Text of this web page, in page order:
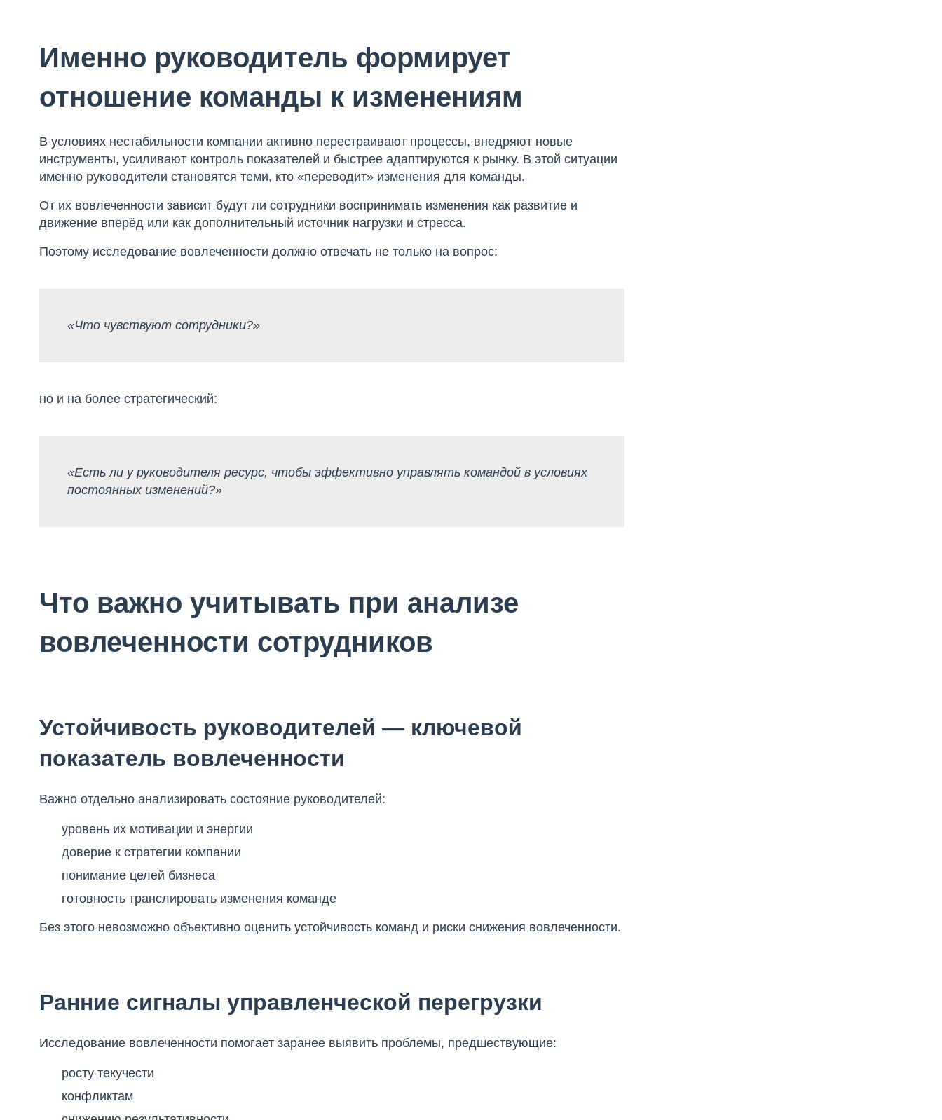
Именно руководитель формирует
отношение команды к изменениям
В условиях нестабильности компании активно перестраивают процессы, внедряют новые
инструменты, усиливают контроль показателей и быстрее адаптируются к рынку. В этой ситуации
именно руководители становятся теми, кто «переводит» изменения для команды.
От их вовлеченности зависит будут ли сотрудники воспринимать изменения как развитие и
движение вперёд или как дополнительный источник нагрузки и стресса.
Поэтому исследование вовлеченности должно отвечать не только на вопрос:
«Что чувствуют сотрудники?»
но и на более стратегический:
«Есть ли у руководителя ресурс, чтобы эффективно управлять командой в условиях
постоянных изменений?»
Что важно учитывать при анализе
вовлеченности сотрудников
Устойчивость руководителей — ключевой
показатель вовлеченности
Важно отдельно анализировать состояние руководителей:
уровень их мотивации и энергии
доверие к стратегии компании
понимание целей бизнеса
готовность транслировать изменения команде
Без этого невозможно объективно оценить устойчивость команд и риски снижения вовлеченности.
Ранние сигналы управленческой перегрузки
Исследование вовлеченности помогает заранее выявить проблемы, предшествующие:
росту текучести
конфликтам